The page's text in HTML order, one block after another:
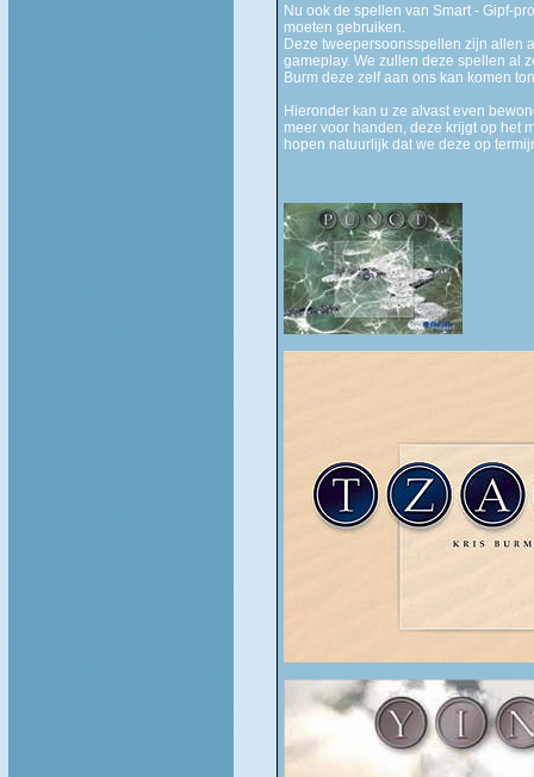
Nu ook de spellen van Smart - Gipf-
moeten gebruiken.
Deze tweepersoonsspellen zijn allen
gameplay. We zullen deze spellen al
Burm deze zelf aan ons kan komen
Hieronder kan u ze alvast even
meer voor handen, deze krijgt op het
hopen natuurlijk dat we deze op